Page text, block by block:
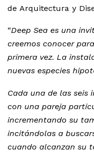
de Arquitectura y
“Deep Sea es una
creemos conocer
primera vez. La
nuevas especies
Cada una de las
con una pareja
incrementando su
incitándolas a
cuando alcanzan su